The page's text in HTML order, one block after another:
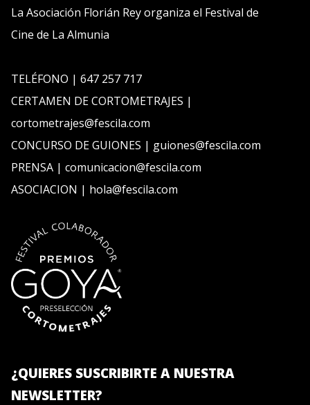
La Asociación Florián Rey organiza el Festival de
Cine de La Almunia
TELÉFONO | 647 257 717
CERTAMEN DE CORTOMETRAJES |
cortometrajes@fescila.com
CONCURSO DE GUIONES | guiones@fescila.com
PRENSA | comunicacion@fescila.com
ASOCIACION | hola@fescila.com
¿QUIERES SUSCRIBIRTE A NUESTRA
NEWSLETTER?